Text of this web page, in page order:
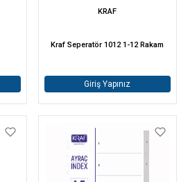
KRAF
Kraf Seperatör 1012 1-12 Rakam
Giriş Yapınız